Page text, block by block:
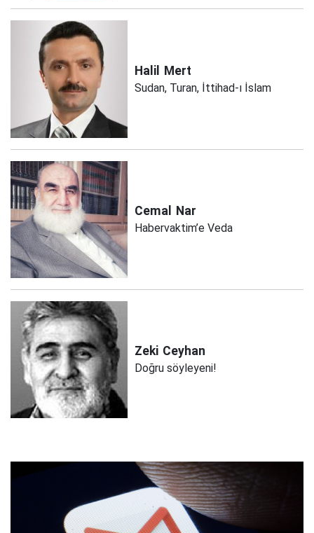
Halil Mert
Sudan, Turan, İttihad-ı İslam
Cemal Nar
Habervaktim’e Veda
Zeki Ceyhan
Doğru söyleyeni!